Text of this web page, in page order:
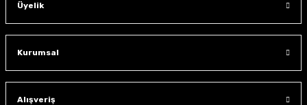
Üyelik
Kurumsal
Alışveriş